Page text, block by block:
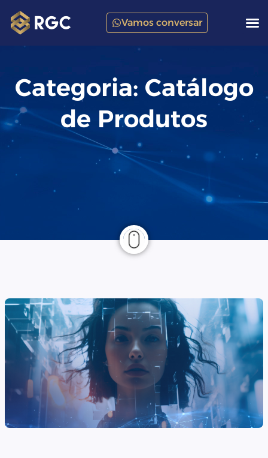
Vamos conversar
Categoria: Catálogo
de Produtos